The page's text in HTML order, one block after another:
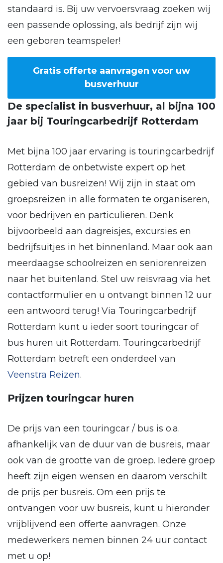
standaard is. Bij uw vervoersvraag zoeken wij
een passende oplossing, als bedrijf zijn wij
een geboren teamspeler!
Gratis offerte aanvragen voor uw
busverhuur
De specialist in busverhuur, al bijna 100
jaar bij Touringcarbedrijf Rotterdam
Met bijna 100 jaar ervaring is touringcarbedrijf
Rotterdam de onbetwiste expert op het
gebied van busreizen! Wij zijn in staat om
groepsreizen in alle formaten te organiseren,
voor bedrijven en particulieren. Denk
bijvoorbeeld aan dagreisjes, excursies en
bedrijfsuitjes in het binnenland. Maar ook aan
meerdaagse schoolreizen en seniorenreizen
naar het buitenland. Stel uw reisvraag via het
contactformulier en u ontvangt binnen 12 uur
een antwoord terug! Via Touringcarbedrijf
Rotterdam kunt u ieder soort touringcar of
bus huren uit Rotterdam. Touringcarbedrijf
Rotterdam betreft een onderdeel van
Veenstra Reizen.
Prijzen touringcar huren
De prijs van een touringcar / bus is o.a.
afhankelijk van de duur van de busreis, maar
ook van de grootte van de groep. Iedere groep
heeft zijn eigen wensen en daarom verschilt
de prijs per busreis. Om een prijs te
ontvangen voor uw busreis, kunt u hieronder
vrijblijvend een offerte aanvragen. Onze
medewerkers nemen binnen 24 uur contact
met u op!